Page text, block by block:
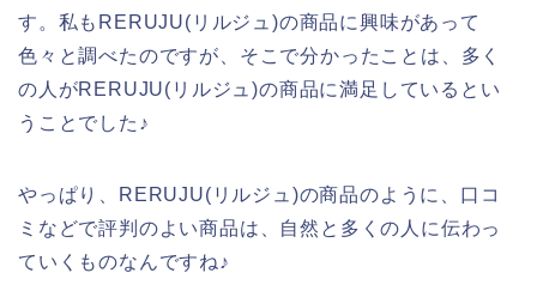
す。私もRERUJU(リルジュ)の商品に興味があって
色々と調べたのですが、そこで分かったことは、多く
の人がRERUJU(リルジュ)の商品に満足しているとい
うことでした♪
やっぱり、RERUJU(リルジュ)の商品のように、口コ
ミなどで評判のよい商品は、自然と多くの人に伝わっ
ていくものなんですね♪